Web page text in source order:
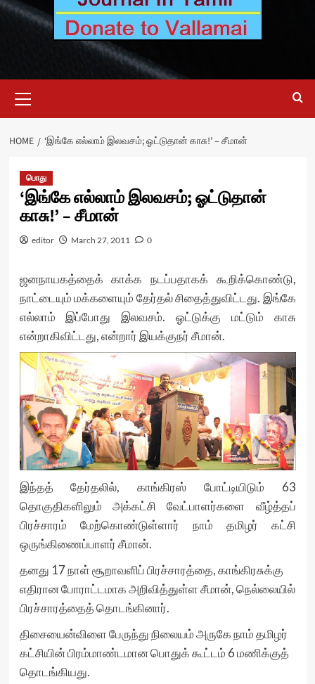
Menu
HOME ‘இங்கே எல்லாம் இலவசம்; ஓட்டுதான் காசு!’ – சீமான்
பொது
‘இங்கே எல்லாம் இலவசம்; ஓட்டுதான்
காசு!’ – சீமான்
editor March 27, 2011 0
ஜனநாயகத்தைக் காக்க நடப்பதாகக் கூறிக்கொண்டு,
நாட்டையும் மக்களையும் தேர்தல் சிதைத்துவிட்டது. இங்கே
எல்லாம் இப்போது இலவசம். ஓட்டுக்கு மட்டும் காசு
என்றாகிவிட்டது, என்றார் இயக்குநர் சீமான்.
இந்தத் தேர்தலில், காங்கிரஸ் போட்டியிடும் 63
தொகுதிகளிலும் அக்கட்சி வேட்பாளர்களை வீழ்த்தப்
பிரச்சாரம் மேற்கொண்டுள்ளார் நாம் தமிழர் கட்சி
ஒருங்கிணைப்பாளர் சீமான்.
தனது 17 நாள் சூறாவளிப் பிரச்சாரத்தை, காங்கிரசுக்கு
எதிரான போராட்டமாக அறிவித்துள்ள சீமான், நெல்லையில்
பிரச்சாரத்தைத் தொடங்கினார்.
திசையைன்விளை பேருந்து நிலையம் அருகே நாம் தமிழர்
கட்சியின் பிரம்மாண்டமான பொதுக் கூட்டம் 6 மணிக்குத்
தொடங்கியது.